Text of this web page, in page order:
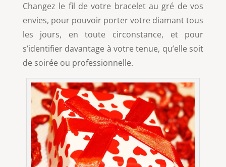
Changez le fil de votre bracelet au gré de vos
envies, pour pouvoir porter votre diamant tous
les jours, en toute circonstance, et pour
s’identifier davantage à votre tenue, qu’elle soit
de soirée ou professionnelle.